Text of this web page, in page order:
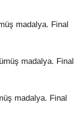
madalya. Final
madalya. Final
madalya. Final